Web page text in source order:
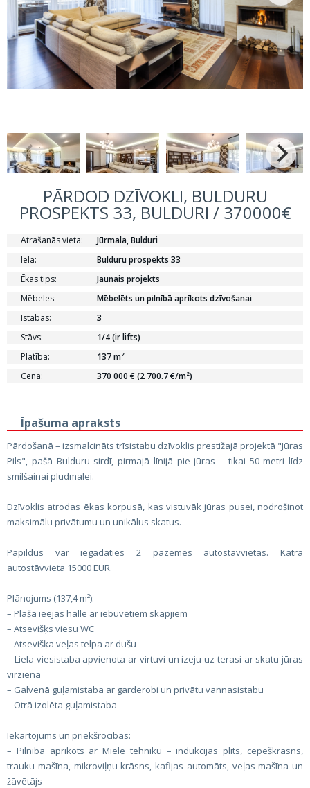
PĀRDOD DZĪVOKLI, BULDURU
PROSPEKTS 33, BULDURI / 370000€
Atrašanās vieta:
Jūrmala, Bulduri
Iela:
Bulduru prospekts 33
Ēkas tips:
Jaunais projekts
Mēbeles:
Mēbelēts un pilnībā aprīkots dzīvošanai
Istabas:
3
Stāvs:
1/4 (ir lifts)
Platība:
137 m²
Cena:
370 000 € (2 700.7 €/m²)
Īpašuma apraksts
Pārdošanā – izsmalcināts trīsistabu dzīvoklis prestižajā projektā "Jūras
Pils", pašā Bulduru sirdī, pirmajā līnijā pie jūras – tikai 50 metri līdz
smilšainai pludmalei.
Dzīvoklis atrodas ēkas korpusā, kas vistuvāk jūras pusei, nodrošinot
maksimālu privātumu un unikālus skatus.
Papildus var iegādāties 2 pazemes autostāvvietas. Katra
autostāvvieta 15000 EUR.
Plānojums (137,4 m²):
– Plaša ieejas halle ar iebūvētiem skapjiem
– Atsevišķs viesu WC
– Atsevišķa veļas telpa ar dušu
– Liela viesistaba apvienota ar virtuvi un izeju uz terasi ar skatu jūras
virzienā
– Galvenā guļamistaba ar garderobi un privātu vannasistabu
– Otrā izolēta guļamistaba
Iekārtojums un priekšrocības:
– Pilnībā aprīkots ar Miele tehniku – indukcijas plīts, cepeškrāsns,
trauku mašīna, mikroviļņu krāsns, kafijas automāts, veļas mašīna un
žāvētājs